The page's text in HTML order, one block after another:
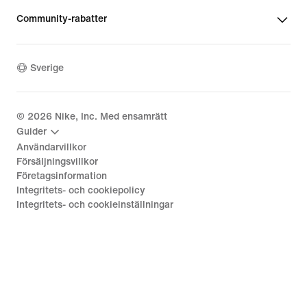
Community-rabatter
Sverige
© 2026 Nike, Inc. Med ensamrätt
Guider
Användarvillkor
Försäljningsvillkor
Företagsinformation
Integritets- och cookiepolicy
Integritets- och cookieinställningar